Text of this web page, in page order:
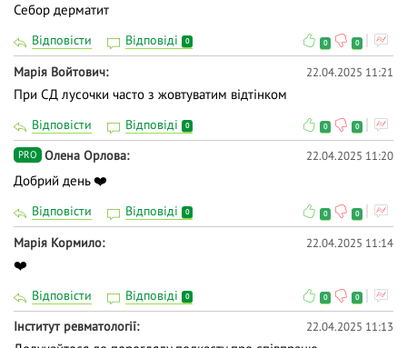
Себор дерматит
Відповісти Відповіді 0 0 0
Марія Войтович 22.04.2025 11:21
При СД лусочки часто з жовтуватим відтінком
Відповісти Відповіді 0 0 0
PRO Олена Орлова 22.04.2025 11:20
Добрий день ❤️
Відповісти Відповіді 0 0 0
Марія Кормило 22.04.2025 11:14
❤️
Відповісти Відповіді 0 0 0
Інститут ревматології 22.04.2025 11:13